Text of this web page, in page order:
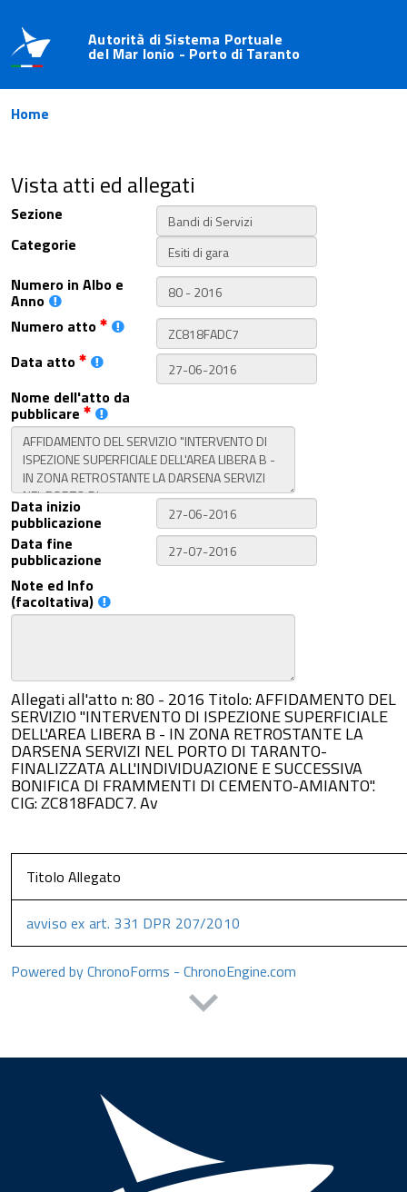
Autorità di Sistema Portuale
del Mar Ionio - Porto di Taranto
Home
Vista atti ed allegati
Sezione
Categorie
Numero in Albo e
Anno
Numero atto
Data atto
Nome dell'atto da
pubblicare
Data inizio
pubblicazione
Data fine
pubblicazione
Note ed Info
(facoltativa)
Allegati all'atto n: 80 - 2016 Titolo: AFFIDAMENTO DEL
SERVIZIO "INTERVENTO DI ISPEZIONE SUPERFICIALE
DELL'AREA LIBERA B - IN ZONA RETROSTANTE LA
DARSENA SERVIZI NEL PORTO DI TARANTO-
FINALIZZATA ALL'INDIVIDUAZIONE E SUCCESSIVA
BONIFICA DI FRAMMENTI DI CEMENTO-AMIANTO".
CIG: ZC818FADC7. Av
Titolo Allegato
avviso ex art. 331 DPR 207/2010
Powered by ChronoForms - ChronoEngine.com